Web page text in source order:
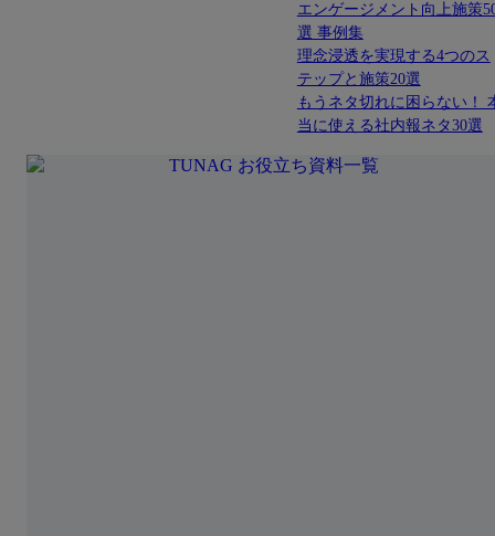
エンゲージメント向上施策
選 事例集
理念浸透を実現する4つのス
テップと施策20選
もうネタ切れに困らない！
当に使える社内報ネタ30選